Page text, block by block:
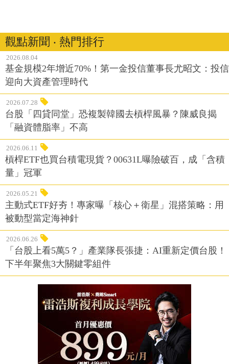
觀點新聞 ‧ 熱門排行
2026.08.04
基金規模2年增近70%！第一金投信董事長尤昭文：投信
迎向大資產管理時代
2026.07.28
台股「四貸同堂」恐複製韓國去槓桿風暴？陳威良揭
「融資體脂率」不高
2026.06.11
槓桿ETF也買台積電現貨？00631L曝險破百，成「含積
量」冠軍
2026.05.21
主動式ETF好夯！專家曝「核心＋衛星」混搭策略：用
被動型當定海神針
2026.06.26
「台股上看5萬5？」產業隊長張捷：AI重新定價台股！
下半年聚焦3大關鍵零組件